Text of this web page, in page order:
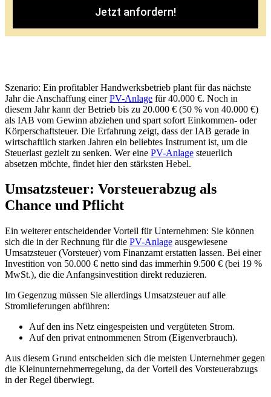
Jetzt anfordern!
Szenario: Ein profitabler Handwerksbetrieb plant für das nächste
Jahr die Anschaffung einerPV-Anlage für 40.000 €. Noch in
diesem Jahr kann der Betrieb bis zu 20.000 € (50 % von 40.000 €)
als IAB vom Gewinn abziehen und spart sofort Einkommen- oder
Körperschaftsteuer. Die Erfahrung zeigt, dass der IAB gerade in
wirtschaftlich starken Jahren ein beliebtes Instrument ist, um die
Steuerlast gezielt zu senken. Wer eine PV-Anlage steuerlich
absetzen möchte, findet hier den stärksten Hebel.
Umsatzsteuer: Vorsteuerabzug als
Chance und Pflicht
Ein weiterer entscheidender Vorteil für Unternehmen: Sie können
sich die in der Rechnung für die PV-Anlage ausgewiesene
Umsatzsteuer (Vorsteuer) vom Finanzamt erstatten lassen. Bei einer
Investition von 50.000 € netto sind das immerhin 9.500 € (bei 19 %
MwSt.), die die Anfangsinvestition direkt reduzieren.
Im Gegenzug müssen Sie allerdings Umsatzsteuer auf alle
Stromlieferungen abführen:
Auf den ins Netz eingespeisten und vergüteten Strom.
Auf den privat entnommenen Strom (Eigenverbrauch).
Aus diesem Grund entscheiden sich die meisten Unternehmer gegen
die Kleinunternehmerregelung, da der Vorteil des Vorsteuerabzugs
in der Regel überwiegt.